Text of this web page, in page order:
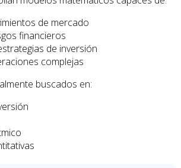
de mercado
financieros
de inversión
complejas
buscados en: